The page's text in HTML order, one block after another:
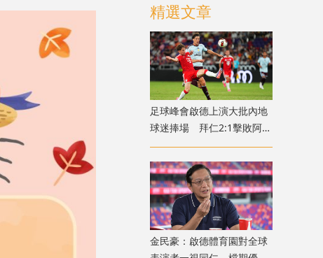
精選文章
足球峰會啟德上演大批內地
球迷捧場 拜仁2:1擊敗阿士
東維拉
金民豪：啟德體育園對全球